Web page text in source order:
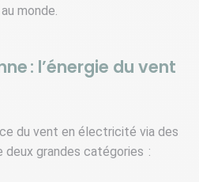
monde.
: l’énergie du vent
du vent en électricité via des
deux grandes catégories :